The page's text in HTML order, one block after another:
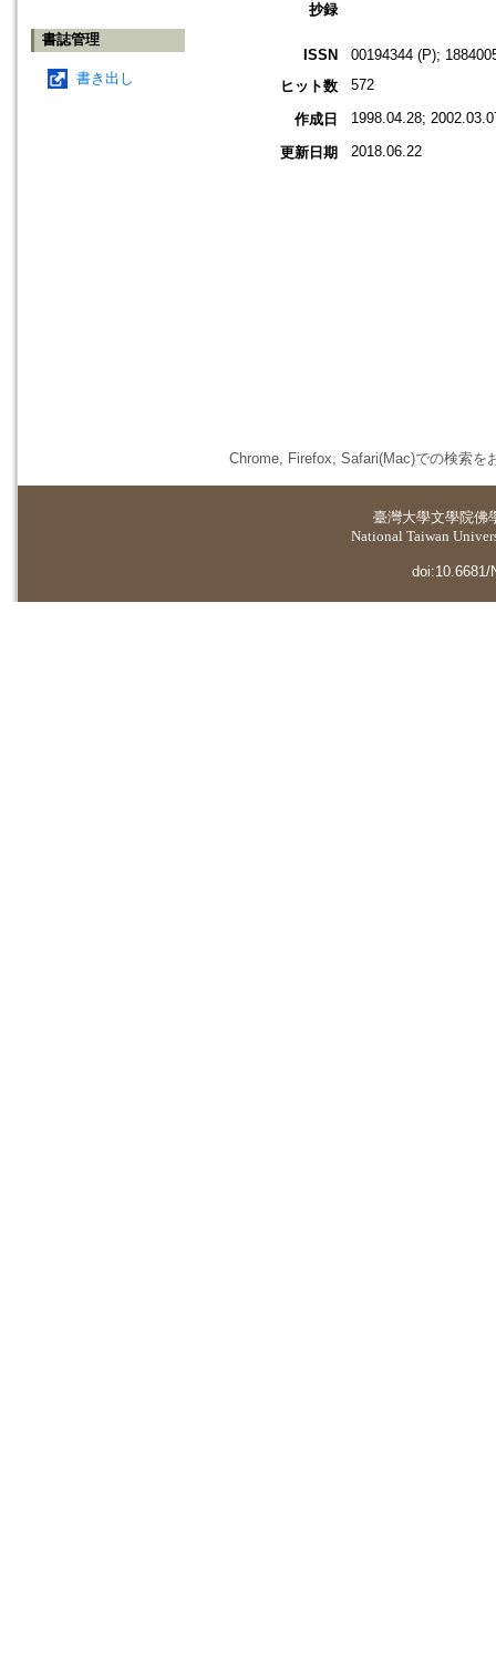
書誌管理
書き出し
抄録
ISSN
00194344 (P);
ヒット数
572
作成日 1998.04.28;
更新日期 2018.06.22
Chrome, Firefox, Safari(Mac)での検索を
臺灣大學文學院佛
National Taiwan
doi:10.6681/